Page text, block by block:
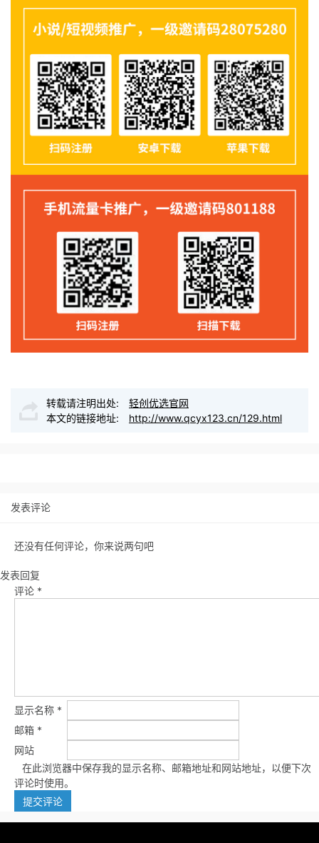
转载请注明出处:
轻创优选官网
本文的链接地址:
http://www.qcyx123.cn/129.html
发表评论
还没有任何评论，你来说两句吧
发表回复
评论 *
显示名称 *
邮箱 *
网站
在此浏览器中保存我的显示名称、邮箱地址和网站地址，以便下次
评论时使用。